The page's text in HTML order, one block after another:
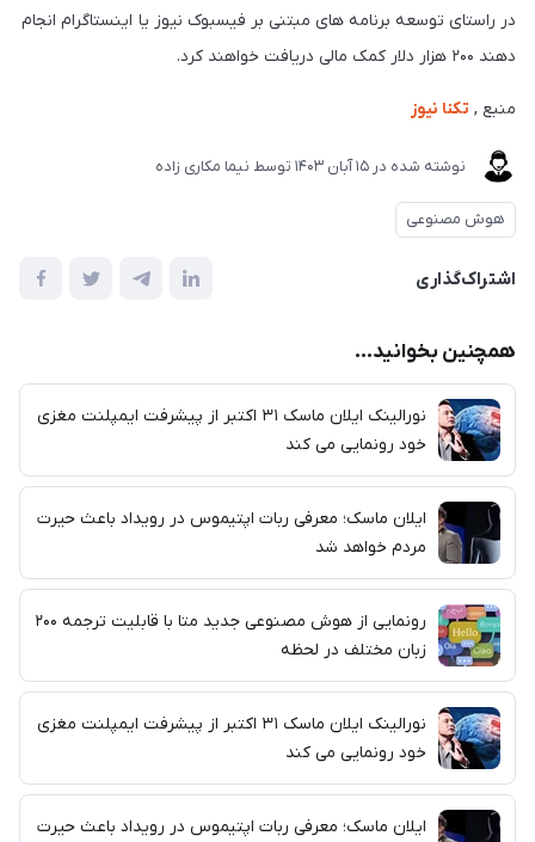
در راستای توسعه برنامه های مبتنی بر فیسبوک نیوز یا اینستاگرام انجام
دهند ۲۰۰ هزار دلار کمک مالی دریافت خواهند کرد.
منبع , تکنا نیوز
نوشته شده در 15 آبان 1403 توسط نیما مکاری زاده
هوش مصنوعی
اشتراک‌گذاری
همچنین بخوانید...
نورالینک ایلان ماسک ۳۱ اکتبر از پیشرفت ایمپلنت مغزی
خود رونمایی می کند
ایلان ماسک؛ معرفی ربات اپتیموس در رویداد باعث حیرت
مردم خواهد شد
رونمایی از هوش مصنوعی جدید متا با قابلیت ترجمه ۲۰۰
زبان مختلف در لحظه
نورالینک ایلان ماسک ۳۱ اکتبر از پیشرفت ایمپلنت مغزی
خود رونمایی می کند
ایلان ماسک؛ معرفی ربات اپتیموس در رویداد باعث حیرت